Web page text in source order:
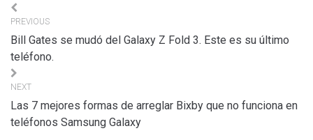
Navigation
de
l’article
PREVIOUS
Bill Gates se mudó del Galaxy Z Fold 3. Este es su último
teléfono.
NEXT
Las 7 mejores formas de arreglar Bixby que no funciona en
teléfonos Samsung Galaxy